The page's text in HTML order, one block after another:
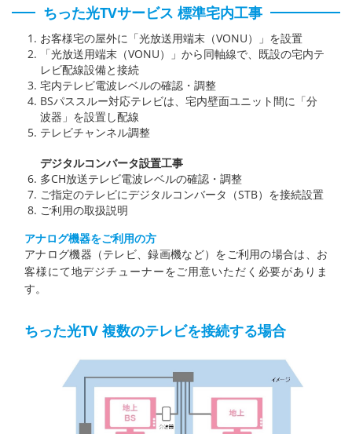
ちった光TVサービス 標準宅内工事
お客様宅の屋外に「光放送用端末（VONU）」を設置
「光放送用端末（VONU）」から同軸線で、既設の宅内テ
レビ配線設備と接続
宅内テレビ電波レベルの確認・調整
BSパススルー対応テレビは、宅内壁面ユニット間に「分
波器」を設置し配線
テレビチャンネル調整
デジタルコンバータ設置工事
多CH放送テレビ電波レベルの確認・調整
ご指定のテレビにデジタルコンバータ（STB）を接続設置
ご利用の取扱説明
アナログ機器をご利用の方
アナログ機器（テレビ、録画機など）をご利用の場合は、お
客様にて地デジチューナーをご用意いただく必要がありま
す。
ちった光TV 複数のテレビを接続する場合